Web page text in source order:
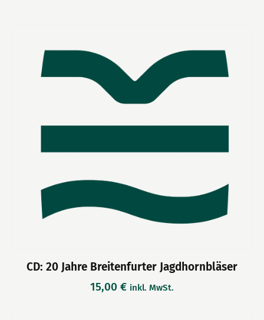
CD: 20 Jahre Breitenfurter Jagdhornbläser
15,00 € inkl. MwSt.